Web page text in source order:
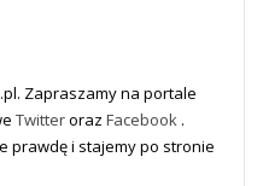
Zapraszamy na portale
Twitteroraz Facebook .
prawdę i stajemy po stronie